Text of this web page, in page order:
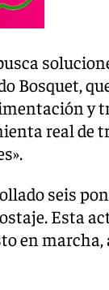
Bosquet,
real
seis
Esta
en